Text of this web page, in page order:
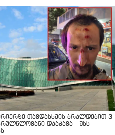
თავდასხმის ბრალდებით 3
დააკავა - შსს